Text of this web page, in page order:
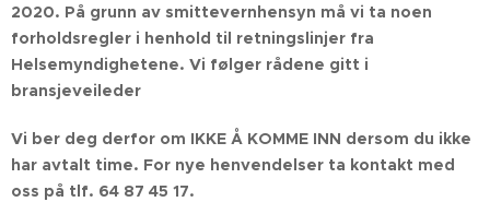
2020. På grunn av smittevernhensyn må vi ta noen
forholdsregler i henhold til retningslinjer fra
Helsemyndighetene. Vi følger rådene gitt i
bransjeveileder
Vi ber deg derfor om IKKE Å KOMME INN dersom du ikke
har avtalt time. For nye henvendelser ta kontakt med
oss på tlf. 64 87 45 17.